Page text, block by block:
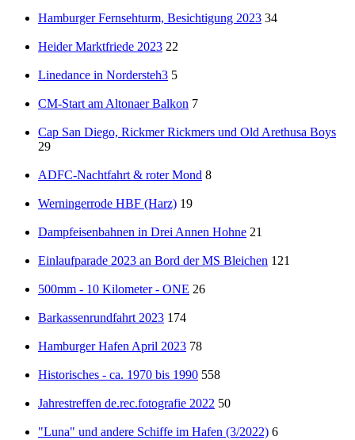
Hamburger Fernsehturm, Besichtigung 2023 34
Heider Marktfriede 2023 22
Linedance in Nordersteh3 5
CM-Start am Altonaer Balkon 7
Cap San Diego, Rickmer Rickmers und Old Arethusa Boys
29
ADFC-Nachtfahrt & roter Mond 8
Werningerrode HBF (Harz) 19
Dampfeisenbahnen in Drei Annen Hohne 21
Einlaufparade 2023 an Bord der MS Bleichen 121
500mm - 10 Kilometer - ONE 26
Barkassenrundfahrt 2023 174
Hamburger Hafen April 2023 78
Historisches - ca. 1970 bis 1990 558
Jahrestreffen de.rec.fotografie 2022 50
"Luna" und andere Schiffe im Hafen (3/2022) 6